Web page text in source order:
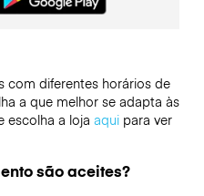
com diferentes horários de
a que melhor se adapta às
escolha a loja aquipara ver
são aceites?